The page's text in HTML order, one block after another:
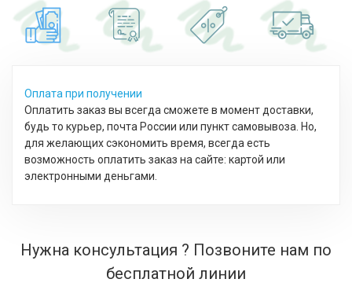
Оплата при получении
Оплатить заказ вы всегда сможете в момент доставки,
будь то курьер, почта России или пункт самовывоза. Но,
для желающих сэкономить время, всегда есть
возможность оплатить заказ на сайте: картой или
электронными деньгами.
Нужна консультация ? Позвоните нам по
бесплатной линии